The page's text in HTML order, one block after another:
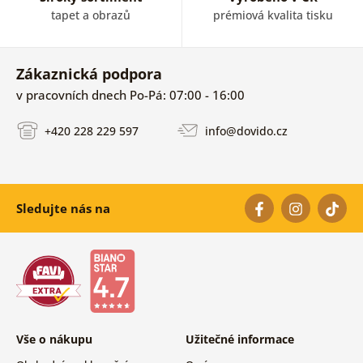
tapet a obrazů prémiová kvalita tisku
Zákaznická podpora
v pracovních dnech Po-Pá: 07:00 - 16:00
+420 228 229 597 info@dovido.cz
Sledujte nás na
Vše o nákupu Užitečné informace